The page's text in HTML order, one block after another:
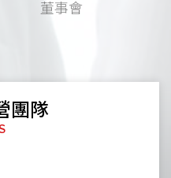
董事會
團隊